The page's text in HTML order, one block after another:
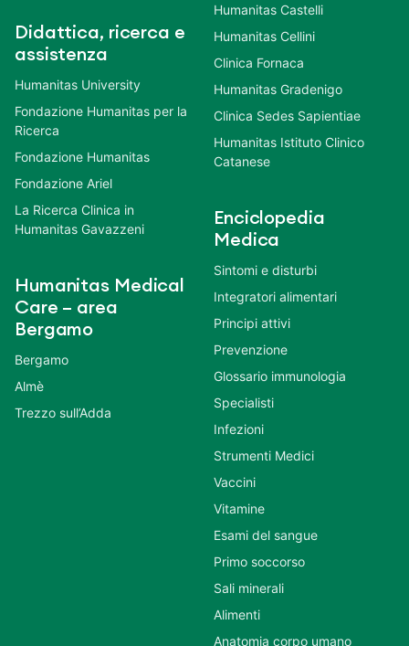
Didattica, ricerca e
assistenza
Humanitas University
Fondazione Humanitas per la
Ricerca
Fondazione Humanitas
Fondazione Ariel
La Ricerca Clinica in
Humanitas Gavazzeni
Humanitas Medical
Care – area
Bergamo
Bergamo
Almè
Trezzo sull’Adda
Humanitas Castelli
Humanitas Cellini
Clinica Fornaca
Humanitas Gradenigo
Clinica Sedes Sapientiae
Humanitas Istituto Clinico
Catanese
Enciclopedia
Medica
Sintomi e disturbi
Integratori alimentari
Principi attivi
Prevenzione
Glossario immunologia
Specialisti
Infezioni
Strumenti Medici
Vaccini
Vitamine
Esami del sangue
Primo soccorso
Sali minerali
Alimenti
Anatomia corpo umano